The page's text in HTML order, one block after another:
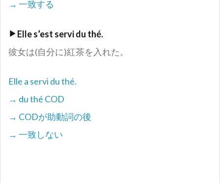
→ 一致する
Elle s’est servi du thé.
彼女は(自分に)紅茶を入れた。
Elle a servi du thé.
→ du thé COD
→ CODが助動詞の後
→ 一致しない